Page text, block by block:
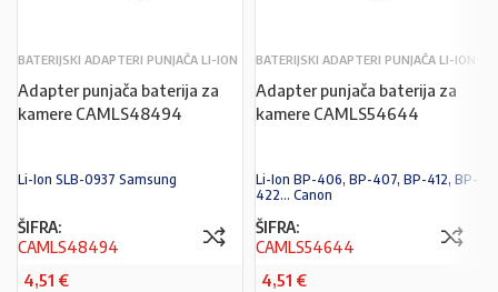
BATERIJSKI ADAPTERI PUNJAČA LI-ION
Adapter punjača baterija za
kamere CAMLS48494
Li-Ion SLB-0937 Samsung
ŠIFRA:
CAMLS48494
4,51 €
BATERIJSKI ADAPTERI PUNJAČA LI-ION
Adapter punjača baterija za
kamere CAMLS54644
Li-Ion BP-406, BP-407, BP-412, BP-
422... Canon
ŠIFRA:
CAMLS54644
4,51 €